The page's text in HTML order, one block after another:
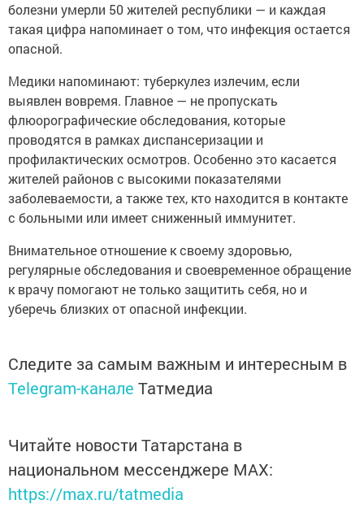
болезни умерли 50 жителей республики — и каждая
такая цифра напоминает о том, что инфекция остается
опасной.
Медики напоминают: туберкулез излечим, если
выявлен вовремя. Главное — не пропускать
флюорографические обследования, которые
проводятся в рамках диспансеризации и
профилактических осмотров. Особенно это касается
жителей районов с высокими показателями
заболеваемости, а также тех, кто находится в контакте
с больными или имеет сниженный иммунитет.
Внимательное отношение к своему здоровью,
регулярные обследования и своевременное обращение
к врачу помогают не только защитить себя, но и
уберечь близких от опасной инфекции.
Следите за самым важным и интересным в
Telegram-канале Татмедиа
Читайте новости Татарстана в
национальном мессенджере MАХ:
https://max.ru/tatmedia